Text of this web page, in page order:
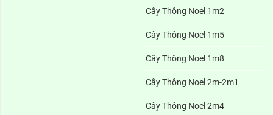
Cây Thông Noel 1m2
Cây Thông Noel 1m5
Cây Thông Noel 1m8
Cây Thông Noel 2m-2m1
Cây Thông Noel 2m4